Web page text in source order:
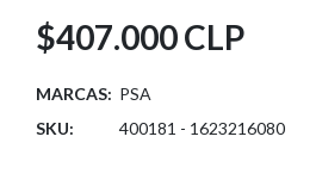
$407.000 CLP
MARCAS: PSA
SKU:
400181 - 1623216080